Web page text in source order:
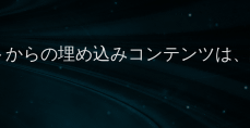
らの埋め込みコンテンツは